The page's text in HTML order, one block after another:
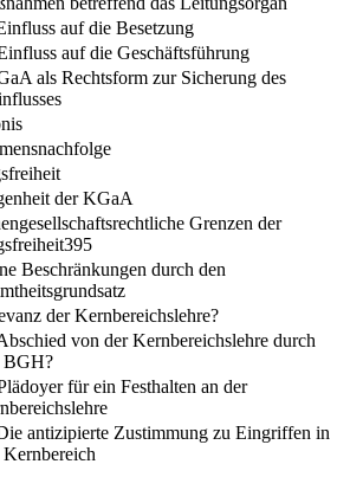
auf die Besetzung
auf die Geschäftsführung
als Rechtsform zur Sicherung des
der KGaA
Grenzen der
Beschränkungen durch den
der Kernbereichslehre?
von der Kernbereichslehre durch
BGH?
für ein Festhalten an der
antizipierte Zustimmung zu Eingriffen in
Kernbereich